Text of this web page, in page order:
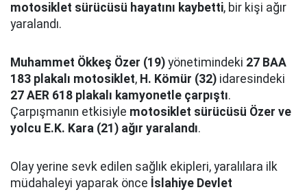
motosiklet sürücüsü hayatını kaybetti, bir kişi ağır
yaralandı.
Muhammet Ökkeş Özer (19) yönetimindeki 27 BAA
183 plakalı motosiklet, H. Kömür (32) idaresindeki
27 AER 618 plakalı kamyonetle çarpıştı.
Çarpışmanın etkisiyle motosiklet sürücüsü Özer ve
yolcu E.K. Kara (21) ağır yaralandı.
Olay yerine sevk edilen sağlık ekipleri, yaralılara ilk
müdahaleyi yaparak önce İslahiye Devlet